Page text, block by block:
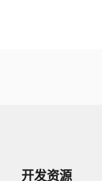
开发资源